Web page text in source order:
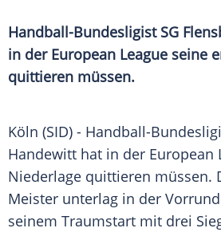
Handball-Bundesligist SG
in der European League seine
quittieren müssen.
Köln (SID) - Handball-
Handewitt hat in der European
Niederlage quittieren müssen.
Meister unterlag in der
seinem Traumstart mit drei